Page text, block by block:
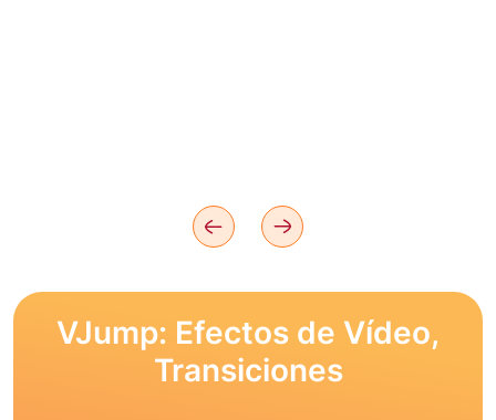
VJump: Efectos de Vídeo,
Transiciones